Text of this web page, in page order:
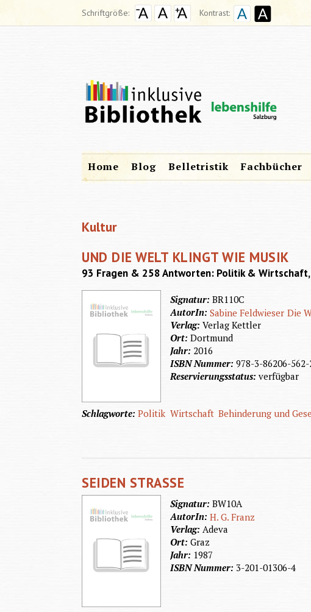
Schriftgröße: Kontrast:
Home Blog Belletristik Fachbücher
Kultur
UND DIE WELT KLINGT WIE MUSIK
93 Fragen & 258 Antworten: Politik &
Signatur:BR110C
AutorIn:Sabine Feldwieser Die
Verlag:Verlag Kettler
Ort:Dortmund
Jahr: 2016
ISBN Nummer:978-3-86206-562-
Reservierungsstatus:verfügbar
Schlagworte:Politik Wirtschaft Behinderung und
SEIDEN STRASSE
Signatur:BW10A
AutorIn:H. G. Franz
Verlag:Adeva
Ort:Graz
Jahr: 1987
ISBN Nummer: 3-201-01306-4